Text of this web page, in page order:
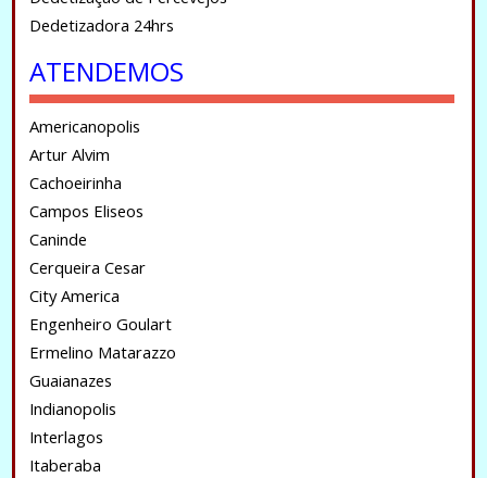
Dedetizadora 24hrs
ATENDEMOS
Americanopolis
Artur Alvim
Cachoeirinha
Campos Eliseos
Caninde
Cerqueira Cesar
City America
Engenheiro Goulart
Ermelino Matarazzo
Guaianazes
Indianopolis
Interlagos
Itaberaba